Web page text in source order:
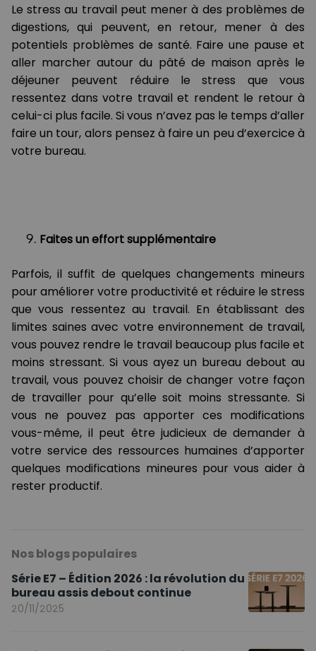
Le stress au travail peut mener à des problèmes de
digestions, qui peuvent, en retour, mener à des
potentiels problèmes de santé. Faire une pause et
aller marcher autour du pâté de maison après le
déjeuner peuvent réduire le stress que vous
ressentez dans votre travail et rendent le retour à
celui-ci plus facile. Si vous n’avez pas le temps d’aller
faire un tour, alors pensez à faire un peu d’exercice à
votre bureau.
Faites un effort supplémentaire
Parfois, il suffit de quelques changements mineurs
pour améliorer votre productivité et réduire le stress
que vous ressentez au travail. En établissant des
limites saines avec votre environnement de travail,
vous pouvez rendre le travail beaucoup plus facile et
moins stressant. Si vous ayez un bureau debout au
travail, vous pouvez choisir de changer votre façon
de travailler pour qu’elle soit moins stressante. Si
vous ne pouvez pas apporter ces modifications
vous-même, il peut être judicieux de demander à
votre service des ressources humaines d’apporter
quelques modifications mineures pour vous aider à
rester productif.
Nos blogs populaires
Série E7 – Édition 2026 : la révolution du
bureau assis debout continue
20/11/2025